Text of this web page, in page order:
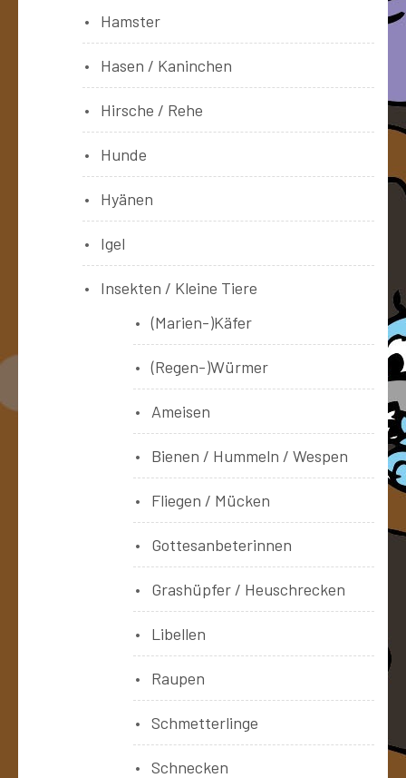
Hamster
Hasen / Kaninchen
Hirsche / Rehe
Hunde
Hyänen
Igel
Insekten / Kleine Tiere
(Marien-)Käfer
(Regen-)Würmer
Ameisen
Bienen / Hummeln / Wespen
Fliegen / Mücken
Gottesanbeterinnen
Grashüpfer / Heuschrecken
Libellen
Raupen
Schmetterlinge
Schnecken